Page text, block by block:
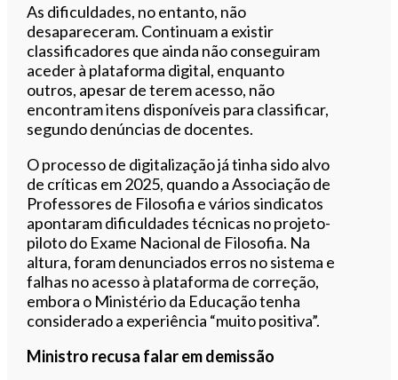
As dificuldades, no entanto, não
desapareceram. Continuam a existir
classificadores que ainda não conseguiram
aceder à plataforma digital, enquanto
outros, apesar de terem acesso, não
encontram itens disponíveis para classificar,
segundo denúncias de docentes.
O processo de digitalização já tinha sido alvo
de críticas em 2025, quando a Associação de
Professores de Filosofia e vários sindicatos
apontaram dificuldades técnicas no projeto-
piloto do Exame Nacional de Filosofia. Na
altura, foram denunciados erros no sistema e
falhas no acesso à plataforma de correção,
embora o Ministério da Educação tenha
considerado a experiência “muito positiva”.
Ministro recusa falar em demissão